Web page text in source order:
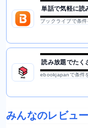
単話で気軽に読
ブックライブで条件
読み放題でたく
ebookjapanで条件
みんなのレビュー